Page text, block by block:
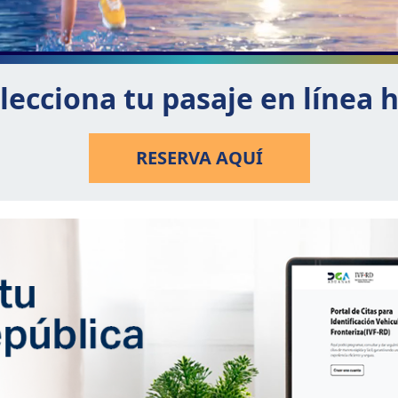
tu pasaje en línea
RESERVA AQUÍ